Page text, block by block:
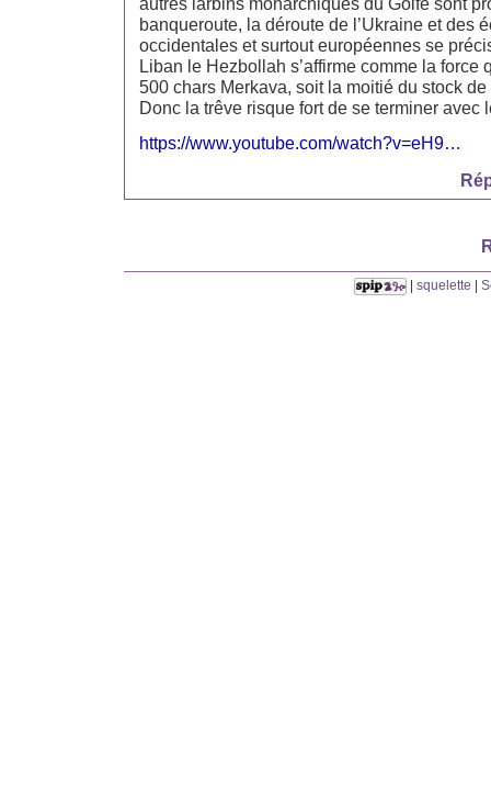
banqueroute, la déroute de l’Ukraine et des
occidentales et surtout européennes se
Liban le Hezbollah s’affirme comme la force
500 chars Merkava, soit la moitié du stock de
Donc la trêve risque fort de se terminer avec
https://www.youtube.com/watch?v=eH9…
| squelette |